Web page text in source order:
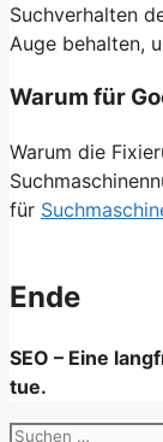
Suchverhalten
Auge behalten,
Warum für
Warum die
für
Ende
SEO – Eine
tue.
Suchen